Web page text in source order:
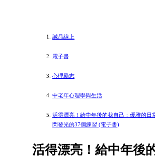
誠品線上
電子書
心理勵志
中老年心理學與生活
活得漂亮！給中年後的我自己：優雅的日
閃發光的37個練習 (電子書)
活得漂亮！給中年後